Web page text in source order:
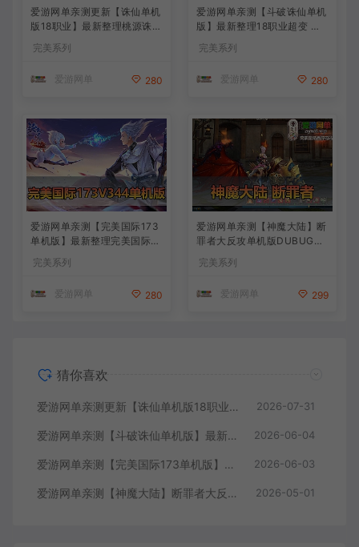
爱游网单亲测更新【诛仙单机
版18职业】最新整理桃源诛仙
物品装备点券 配套工具大全
+手工端文本教学
完美系列
爱游网单 280
爱游网单亲测【斗破诛仙单机
版】最新整理18职业超变 带G
虚拟机一键端+手工端文本教
完美系列
爱游网单 280
爱游网单亲测【完美国际173
单机版】最新整理完美国际17
3V344新15职业鸿利商城版
装备精炼128倍 视频安装教学
完美系列
爱游网单 280
爱游网单亲测【神魔大陆】断
罪者大反攻单机版DUBUG命
令可发物品道具装备叶子虚拟
机一键端视频安装教学
完美系列
爱游网单 299
猜你喜欢
爱游网单亲测更新【诛仙单机版18职业】最新整理桃源诛仙精修第4版 配套GM工具可发物品装备点券 配套工具大全 虚拟机一键端 视频安装教学+手工端文本教学 2026-07-31
爱游网单亲测【斗破诛仙单机版】最新整理18职业超变 带GM物品后台 通用视频安装教学虚拟机一键端+手工端文本教学 2026-06-04
爱游网单亲测【完美国际173单机版】最新整理完美国际173V344新15职业鸿利商城版装备精炼128倍 视频安装教学 虚拟机一键端 2026-06-03
爱游网单亲测【神魔大陆】断罪者大反攻单机版DUBUG命令可发物品道具装备叶子虚拟机一键端视频安装教学 2026-05-01